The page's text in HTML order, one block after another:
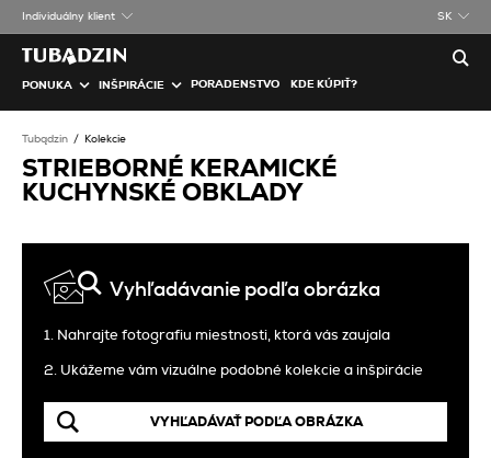
Individuálny klient SK
PONUKA INŠPIRÁCIE PORADENSTVO KDE KÚPIŤ?
Tubądzin Kolekcie
STRIEBORNÉ KERAMICKÉ
KUCHYNSKÉ OBKLADY
Vyhľadávanie podľa obrázka
1. Nahrajte fotografiu miestnosti, ktorá vás zaujala
2. Ukážeme vám vizuálne podobné kolekcie a inšpirácie
VYHĽADÁVAŤ PODĽA OBRÁZKA